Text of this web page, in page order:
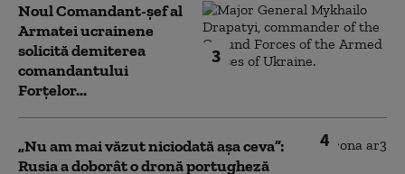
3
Noul Comandant-șef al
Armatei ucrainene
solicită demiterea
comandantului
Forțelor...
4
„Nu am mai văzut niciodată așa ceva”:
Rusia a doborât o dronă portugheză